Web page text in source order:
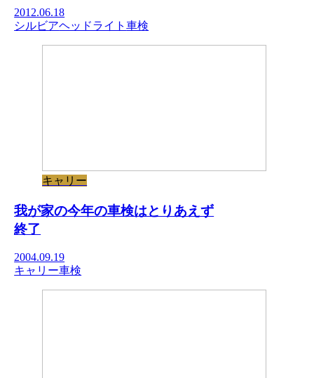
2012.06.18
シルビアヘッドライト車検
キャリー
我が家の今年の車検はとりあえず
終了
2004.09.19
キャリー車検